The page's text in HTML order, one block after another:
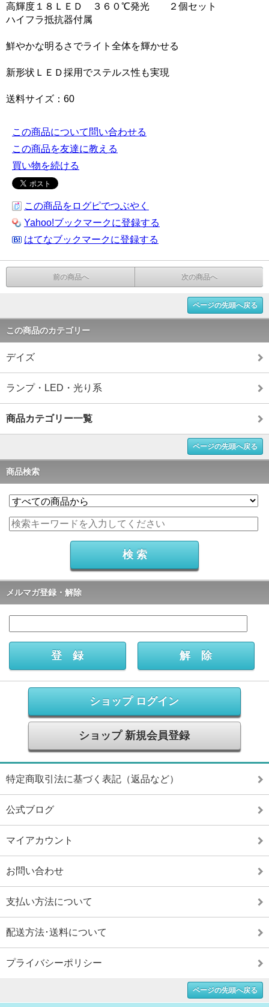
高輝度１８ＬＥＤ ３６０℃発光 ２個セット
ハイフラ抵抗器付属
鮮やかな明るさでライト全体を輝かせる
新形状ＬＥＤ採用でステルス性も実現
送料サイズ：60
この商品について問い合わせる
この商品を友達に教える
買い物を続ける
この商品をログピでつぶやく
Yahoo!ブックマークに登録する
はてなブックマークに登録する
前の商品へ 次の商品へ
ページの先頭へ戻る
この商品のカテゴリー
デイズ
ランプ・LED・光り系
商品カテゴリー一覧
ページの先頭へ戻る
商品検索
メルマガ登録・解除
ショップ ログイン
ショップ 新規会員登録
特定商取引法に基づく表記（返品など）
公式ブログ
マイアカウント
お問い合わせ
支払い方法について
配送方法･送料について
プライバシーポリシー
ページの先頭へ戻る